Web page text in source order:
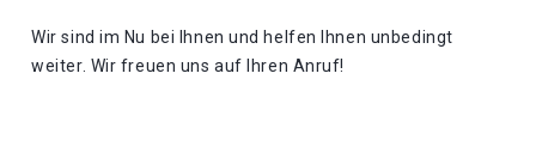
Wir sind im Nu bei Ihnen und helfen Ihnen unbedingt
weiter. Wir freuen uns auf Ihren Anruf!